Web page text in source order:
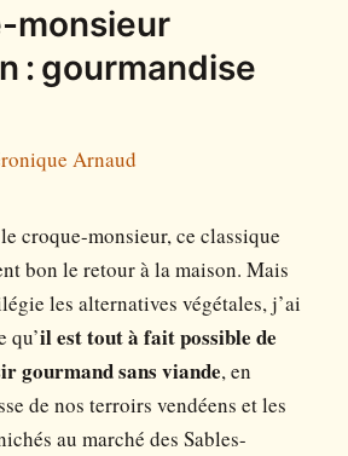
monsieur
: gourmandise
Arnaud
croque-monsieur, ce classique
bon le retour à la maison. Mais
les alternatives végétales, j’ai
qu’il est tout à fait possible de
gourmand sans viande, en
de nos terroirs vendéens et les
au marché des Sables-